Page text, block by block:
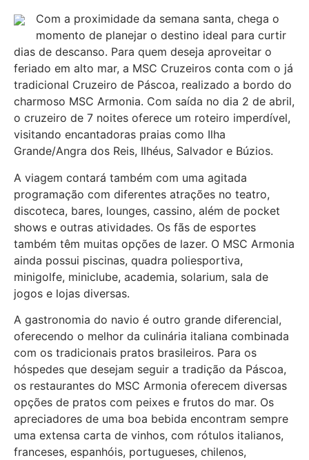
Com a proximidade da semana santa, chega o
momento de planejar o destino ideal para curtir
dias de descanso. Para quem deseja aproveitar o
feriado em alto mar, a MSC Cruzeiros conta com o já
tradicional Cruzeiro de Páscoa, realizado a bordo do
charmoso MSC Armonia. Com saída no dia 2 de abril,
o cruzeiro de 7 noites oferece um roteiro imperdível,
visitando encantadoras praias como Ilha
Grande/Angra dos Reis, Ilhéus, Salvador e Búzios.
A viagem contará também com uma agitada
programação com diferentes atrações no teatro,
discoteca, bares, lounges, cassino, além de pocket
shows e outras atividades. Os fãs de esportes
também têm muitas opções de lazer. O MSC Armonia
ainda possui piscinas, quadra poliesportiva,
minigolfe, miniclube, academia, solarium, sala de
jogos e lojas diversas.
A gastronomia do navio é outro grande diferencial,
oferecendo o melhor da culinária italiana combinada
com os tradicionais pratos brasileiros. Para os
hóspedes que desejam seguir a tradição da Páscoa,
os restaurantes do MSC Armonia oferecem diversas
opções de pratos com peixes e frutos do mar. Os
apreciadores de uma boa bebida encontram sempre
uma extensa carta de vinhos, com rótulos italianos,
franceses, espanhóis, portugueses, chilenos,